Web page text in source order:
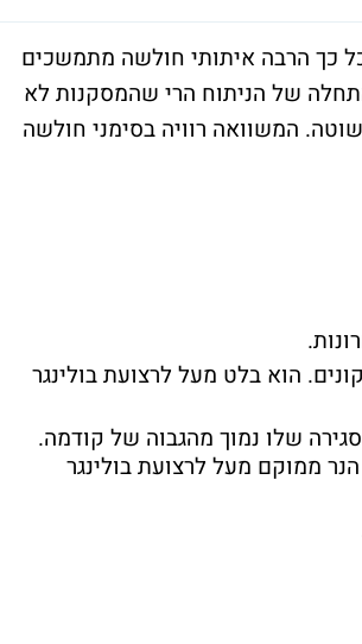
כך הרבה איתותי חולשה מתמשכים
של הניתוח הרי שהמסקנות לא
המשוואה רוויה בסימני חולשה
הוא בלט מעל לרצועת בולינגר
2000: נר אדום ששער הסגירה שלו נמוך מהגבוה של קודמה.
ממוקם מעל לרצועת בולינגר